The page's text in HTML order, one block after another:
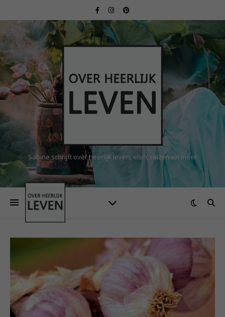
Sabine schrijft over heerlijk leven, eten, reizen en meer